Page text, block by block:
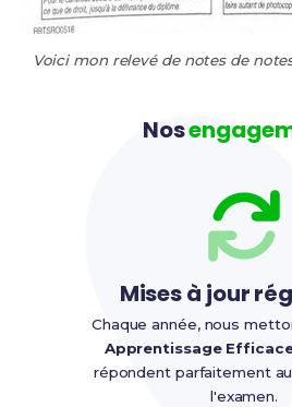
Voici mon relevé de notes de
Nos
Mises à jour
Chaque année, nous
Apprentissage
répondent parfaitement
l'examen.